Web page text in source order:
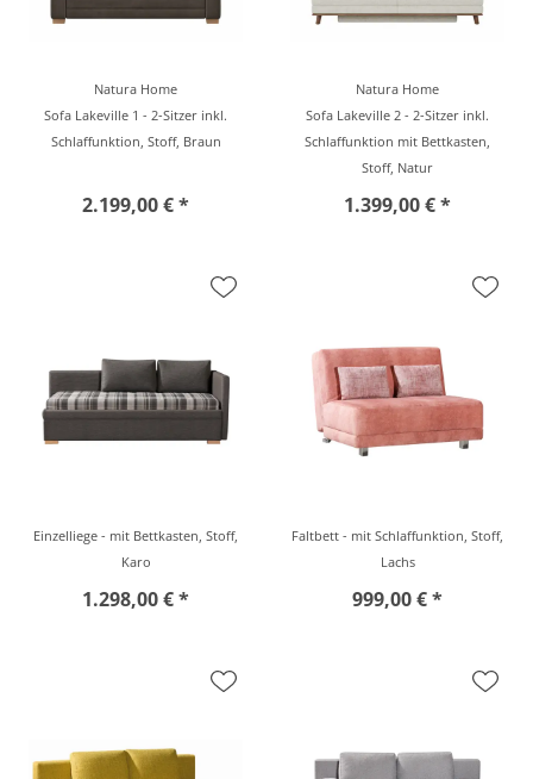
Natura Home
Sofa Lakeville 1 - 2-Sitzer inkl.
Schlaffunktion, Stoff, Braun
2.199,00 € *
Natura Home
Sofa Lakeville 2 - 2-Sitzer inkl.
Schlaffunktion mit Bettkasten,
Stoff, Natur
1.399,00 € *
Einzelliege - mit Bettkasten, Stoff,
Karo
1.298,00 € *
Faltbett - mit Schlaffunktion, Stoff,
Lachs
999,00 € *